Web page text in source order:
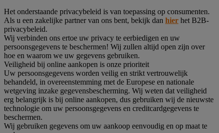
Het onderstaande privacybeleid is van toepassing op consumenten.
Als u een zakelijke partner van ons bent, bekijk dan hier het B2B-
privacybeleid.
Wij verbinden ons ertoe uw privacy te eerbiedigen en uw
persoonsgegevens te beschermen! Wij zullen altijd open zijn over
hoe en waarom we uw gegevens gebruiken.
Veiligheid bij online aankopen is onze prioriteit
Uw persoonsgegevens worden veilig en strikt vertrouwelijk
behandeld, in overeenstemming met de Europese en nationale
wetgeving inzake gegevensbescherming. Wij weten dat veiligheid
erg belangrijk is bij online aankopen, dus gebruiken wij de nieuwste
technologie om uw persoonsgegevens en creditcardgegevens te
beschermen.
Wij gebruiken gegevens om uw aankoop eenvoudig en op maat te